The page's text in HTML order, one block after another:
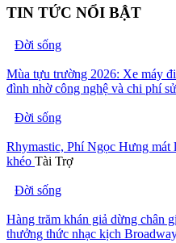
TIN TỨC NỔI BẬT
Đời sống
Mùa tựu trường 2026: Xe máy
đình nhờ công nghệ và chi phí
Đời sống
Rhymastic, Phí Ngọc Hưng mát
khéo Tài Trợ
Đời sống
Hàng trăm khán giả dừng chân
thưởng thức nhạc kịch